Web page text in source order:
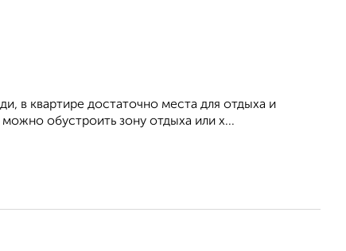
в квартире достаточно места для отдыха и
обустроить зону отдыха или х...